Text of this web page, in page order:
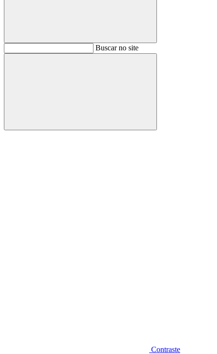
BuscarBuscar no site
Buscar
Contraste